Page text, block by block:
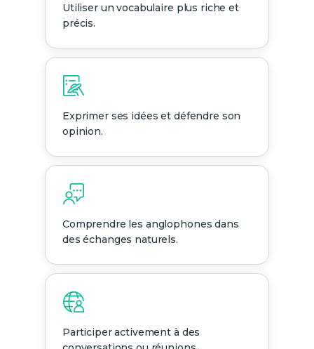
Utiliser un vocabulaire plus riche et
précis.
Exprimer ses idées et défendre son
opinion.
Comprendre les anglophones dans
des échanges naturels.
Participer activement à des